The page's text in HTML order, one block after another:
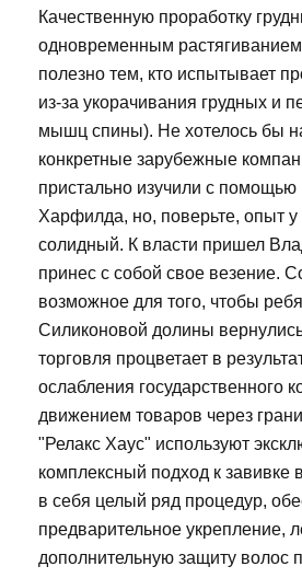
Качественную проработку
одновременным
полезно тем, кто испытывает
из-за укорачивания грудных и
мышц спины). Не хотелось бы
конкретные зарубежные
пристально изучили с помощью
Харфилда, но, поверьте, опыт
солидный. К власти пришел
принес с собой свое везение.
возможное для того, чтобы
Силиконовой долины
торговля процветает в
ослабления государственного
движением товаров через
"Релакс Хаус" используют
комплексный подход к
в себя целый ряд процедур,
предварительное укрепление,
дополнительную защиту волос